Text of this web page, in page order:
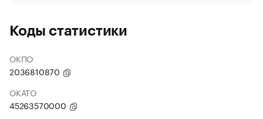
Коды статистики
ОКПО
2036810870
ОКАТО
45263570000